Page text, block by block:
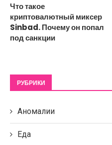
Что такое
криптовалютный миксер
Sinbad. Почему он попал
под санкции
РУБРИКИ
Аномалии
Еда